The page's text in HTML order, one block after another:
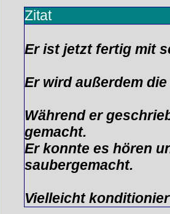
Zitat
Er ist jetzt fertig mit
Er wird außerdem
Während er
gemacht.
Er konnte es hören
saubergemacht.
Vielleicht